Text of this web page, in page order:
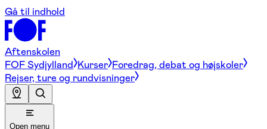
Gå til indhold
Aftenskolen
FOF Sydjylland Kurser Foredrag, debat og højskoler
Rejser, ture og rundvisninger
Open menu